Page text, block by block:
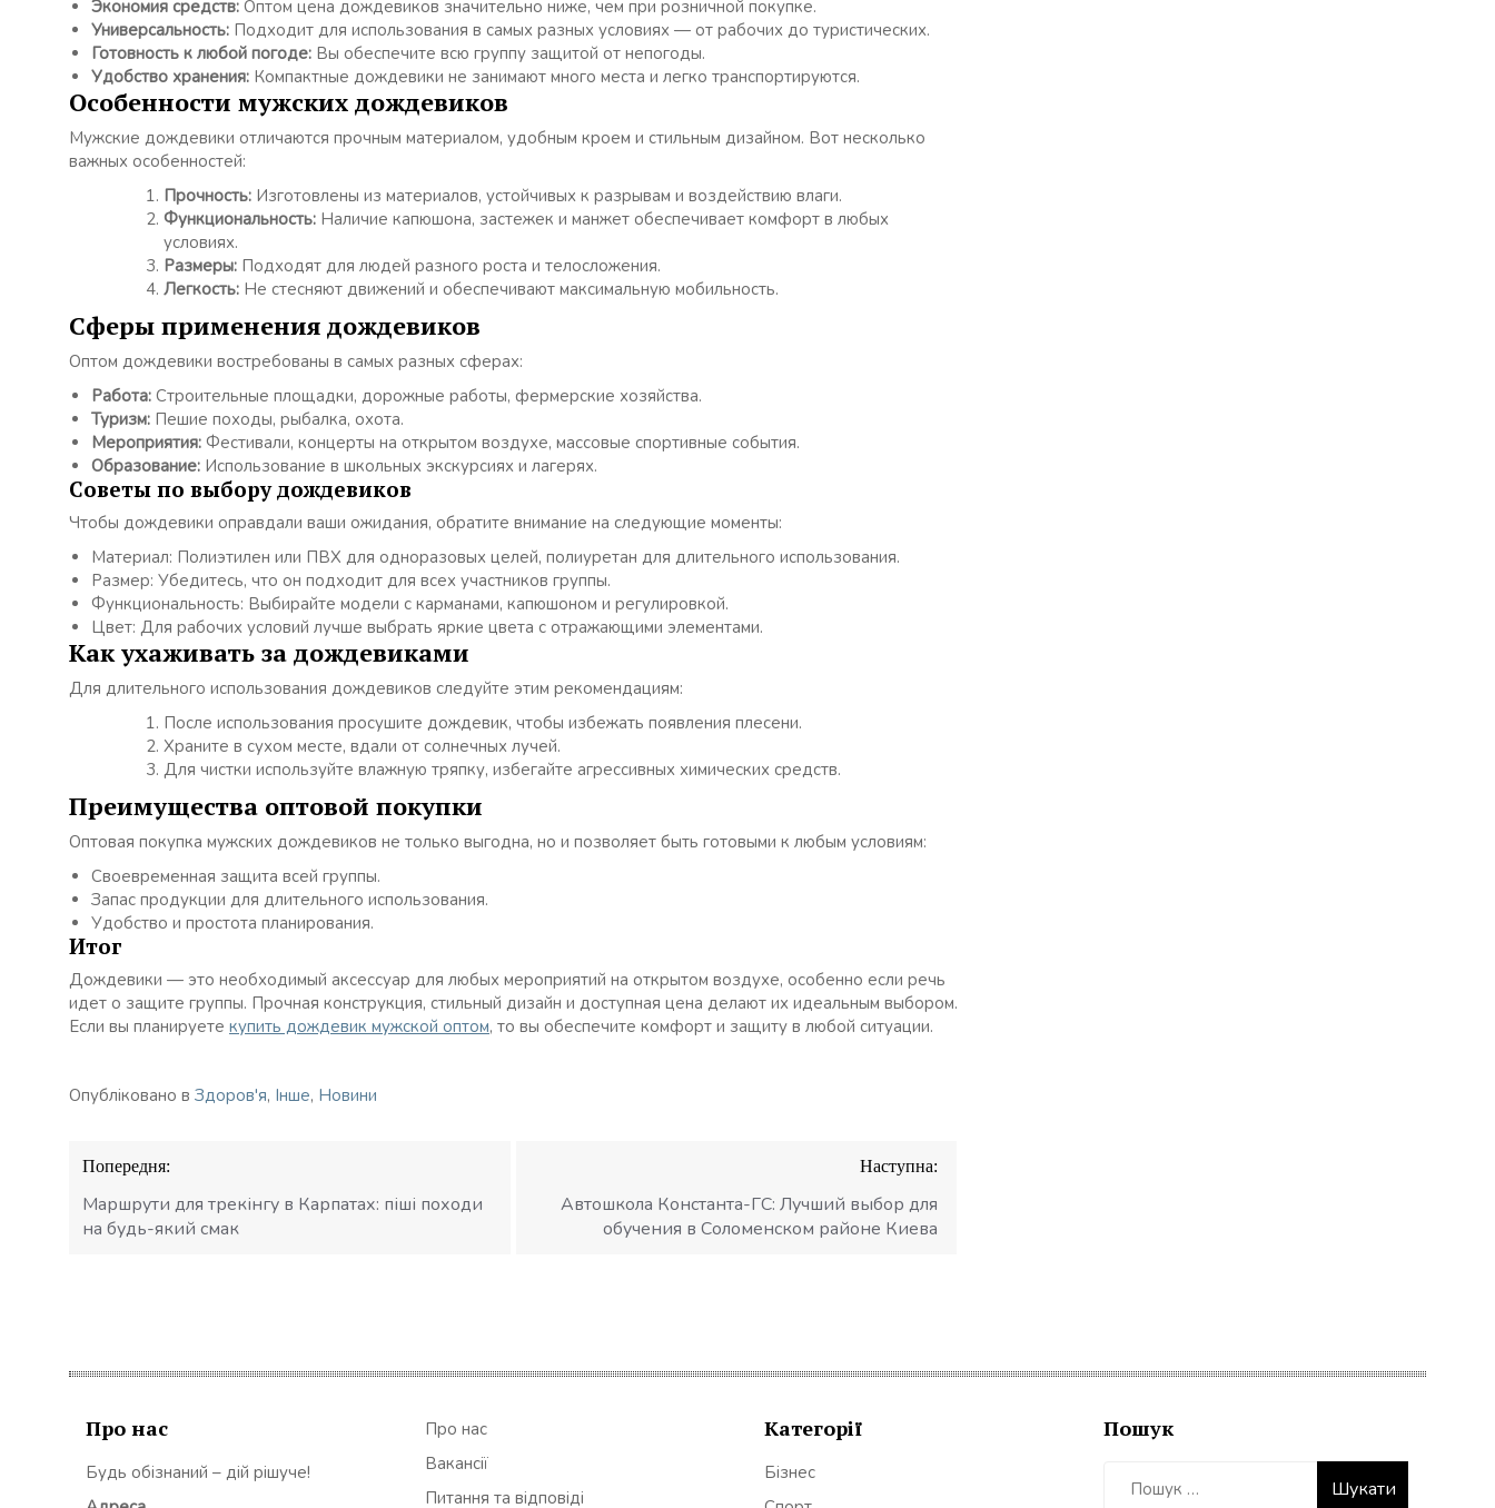
Экономия средств: Оптом цена дождевиков значительно ниже, чем при розничной покупке.
Универсальность: Подходит для использования в самых разных условиях — от рабочих до туристических.
Готовность к любой погоде: Вы обеспечите всю группу защитой от непогоды.
Удобство хранения: Компактные дождевики не занимают много места и легко транспортируются.
Особенности мужских дождевиков
Мужские дождевики отличаются прочным материалом, удобным кроем и стильным дизайном. Вот несколько
важных особенностей:
Прочность: Изготовлены из материалов, устойчивых к разрывам и воздействию влаги.
Функциональность: Наличие капюшона, застежек и манжет обеспечивает комфорт в любых
условиях.
Размеры: Подходят для людей разного роста и телосложения.
Легкость: Не стесняют движений и обеспечивают максимальную мобильность.
Сферы применения дождевиков
Оптом дождевики востребованы в самых разных сферах:
Работа: Строительные площадки, дорожные работы, фермерские хозяйства.
Туризм: Пешие походы, рыбалка, охота.
Мероприятия: Фестивали, концерты на открытом воздухе, массовые спортивные события.
Образование: Использование в школьных экскурсиях и лагерях.
Советы по выбору дождевиков
Чтобы дождевики оправдали ваши ожидания, обратите внимание на следующие моменты:
Материал: Полиэтилен или ПВХ для одноразовых целей, полиуретан для длительного использования.
Размер: Убедитесь, что он подходит для всех участников группы.
Функциональность: Выбирайте модели с карманами, капюшоном и регулировкой.
Цвет: Для рабочих условий лучше выбрать яркие цвета с отражающими элементами.
Как ухаживать за дождевиками
Для длительного использования дождевиков следуйте этим рекомендациям:
После использования просушите дождевик, чтобы избежать появления плесени.
Храните в сухом месте, вдали от солнечных лучей.
Для чистки используйте влажную тряпку, избегайте агрессивных химических средств.
Преимущества оптовой покупки
Оптовая покупка мужских дождевиков не только выгодна, но и позволяет быть готовыми к любым условиям:
Своевременная защита всей группы.
Запас продукции для длительного использования.
Удобство и простота планирования.
Итог
Дождевики — это необходимый аксессуар для любых мероприятий на открытом воздухе, особенно если речь
идет о защите группы. Прочная конструкция, стильный дизайн и доступная цена делают их идеальным выбором.
Если вы планируете купить дождевик мужской оптом, то вы обеспечите комфорт и защиту в любой ситуации.
Опубліковано в Здоров'я, Інше, Новини
Навігація
записів
Попередня:
Маршрути для трекінгу в Карпатах: піші походи
на будь-який смак
Наступна:
Автошкола Константа-ГС: Лучший выбор для
обучения в Соломенском районе Киева
Про нас
Будь обізнаний – дій рішуче!
Про нас
Вакансії
Питання та відповіді
Категорії
Бізнес
Пошук